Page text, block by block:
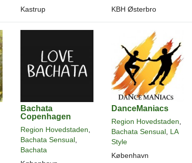
Kastrup
KBH Østerbro
Bachata
Copenhagen
Region Hovedstaden,
Bachata Sensual,
Bachata
DanceManiacs
Region Hovedstaden,
Bachata Sensual, LA
Style
København